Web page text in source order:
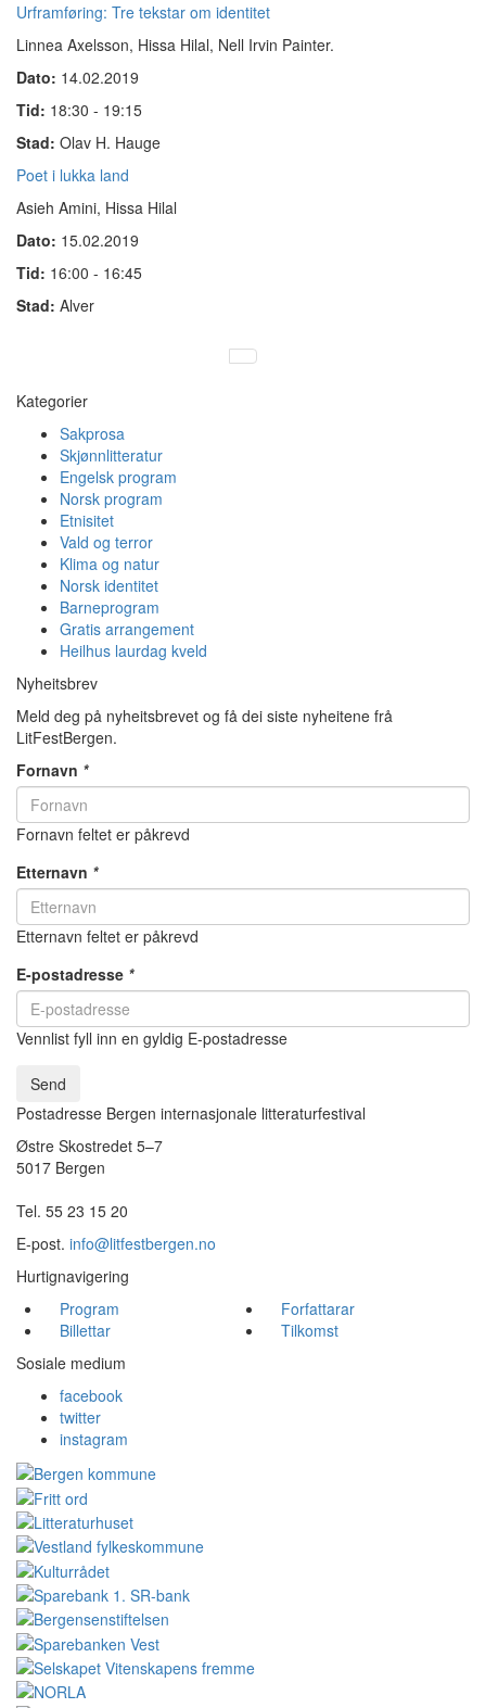
Urframføring: Tre tekstar om identitet
Linnea Axelsson, Hissa Hilal, Nell Irvin Painter.
Dato: 14.02.2019
Tid: 18:30 - 19:15
Stad: Olav H. Hauge
Poet i lukka land
Asieh Amini, Hissa Hilal
Dato: 15.02.2019
Tid: 16:00 - 16:45
Stad: Alver
Kategorier
Sakprosa
Skjønnlitteratur
Engelsk program
Norsk program
Etnisitet
Vald og terror
Klima og natur
Norsk identitet
Barneprogram
Gratis arrangement
Heilhus laurdag kveld
Nyheitsbrev
Meld deg på nyheitsbrevet og få dei siste nyheitene frå
LitFestBergen.
Fornavn *
Fornavn feltet er påkrevd
Etternavn *
Etternavn feltet er påkrevd
E-postadresse *
Vennlist fyll inn en gyldig E-postadresse
Send
Postadresse Bergen internasjonale litteraturfestival
Østre Skostredet 5–7
5017 Bergen
Tel. 55 23 15 20
E-post. info@litfestbergen.no
Hurtignavigering
Program
Forfattarar
Billettar
Tilkomst
Sosiale medium
facebook
twitter
instagram